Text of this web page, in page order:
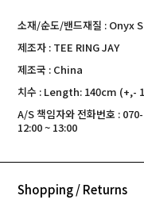
소재/순도/밴드재질 : Onyx
제조자 : TEE RING JAY
제조국 : China
치수 : Length: 140cm (+,-
A/S 책임자와 전화번호 :
12:00 ~ 13:00
Shopping / Returns